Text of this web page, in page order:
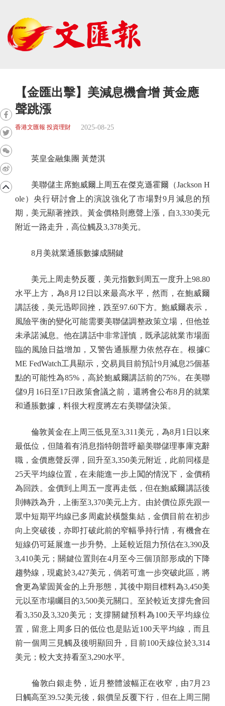
【金匯出擊】美減息機會增 黃金應
聲跳漲
香港文匯報 投資理財 2025-08-25
英皇金融集團 黃楚淇
美聯儲主席鮑威爾上周五在傑克遜霍爾（Jackson H
ole）央行研討會上的演說強化了市場對9月減息的預
期，美元顯著挫跌。黃金價格則應聲上漲，自3,330美元
附近一路走升，高位觸及3,378美元。
8月美就業通脹數據成關鍵
美元上周走勢反覆，美元指數到周五一度升上98.80
水平上方，為8月12日以來最高水平，然而，在鮑威爾
講話後，美元迅即回挫，跌至97.60下方。鮑威爾表示，
風險平衡的變化可能需要美聯儲調整政策立場，但他並
未承諾減息。他在講話中非常謹慎，既承認就業市場面
臨的風險日益增加，又警告通脹壓力依然存在。根據C
ME FedWatch工具顯示，交易員目前預計9月減息25個基
點的可能性為85%，高於鮑威爾講話前的75%。在美聯
儲9月16日至17日政策會議之前，還將會公布8月的就業
和通脹數據，料很大程度將左右美聯儲決策。
倫敦黃金在上周三低見至3,311美元，為8月1日以來
最低位，但隨着有消息指特朗普呼籲美聯儲理事庫克辭
職，金價應聲反彈，回升至3,350美元附近，此前同樣是
25天平均線位置，在未能進一步上闖的情況下，金價稍
為回跌。金價到上周五一度再走低，但在鮑威爾講話後
則轉跌為升，上衝至3,370美元上方。由於價位原先跟一
眾中短期平均線已多周處於橫盤集結，金價目前在初步
向上突破後，亦即打破此前的窄幅爭持行情，有機會在
短線仍可延展進一步升勢。上延較近阻力預估在3,390及
3,410美元；關鍵位置則在4月至今三個頂部形成的下降
趨勢線，現處於3,427美元，倘若可進一步突破此區，將
會更為鞏固黃金的上升形態，其後中期目標料為3,450美
元以至市場矚目的3,500美元關口。至於較近支撐先會回
看3,350及3,320美元；支撐關鍵預料為100天平均線位
置，留意上周多日的低位也是貼近100天平均線，而且
前一個周三見觸及後明顯回升，目前100天線位於3,314
美元；較大支持看至3,290水平。
倫敦白銀走勢，近月整體波幅正在收窄，由7月23
日觸高至39.52美元後，銀價呈反覆下行，但在上周三開